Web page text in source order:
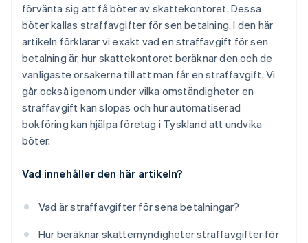
förvänta sig att få böter av skattekontoret. Dessa
böter kallas straffavgifter för sen betalning. I den här
artikeln förklarar vi exakt vad en straffavgift för sen
betalning är, hur skattekontoret beräknar den och de
vanligaste orsakerna till att man får en straffavgift. Vi
går också igenom under vilka omständigheter en
straffavgift kan slopas och hur automatiserad
bokföring kan hjälpa företag i Tyskland att undvika
böter.
Vad innehåller den här artikeln?
Vad är straffavgifter för sena betalningar?
Hur beräknar skattemyndigheter straffavgifter för